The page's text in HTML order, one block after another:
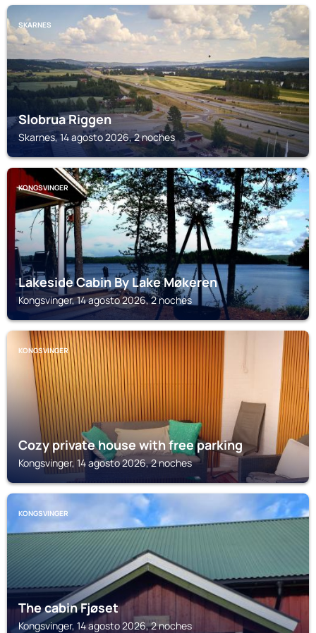
SKARNES
Slobrua Riggen
Skarnes, 14 agosto 2026, 2 noches
KONGSVINGER
Lakeside Cabin By Lake Møkeren
Kongsvinger, 14 agosto 2026, 2 noches
KONGSVINGER
Cozy private house with free parking
Kongsvinger, 14 agosto 2026, 2 noches
KONGSVINGER
The cabin Fjøset
Kongsvinger, 14 agosto 2026, 2 noches